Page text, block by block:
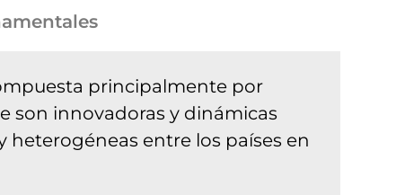
principalmente por
son innovadoras y dinámicas
entre los países en